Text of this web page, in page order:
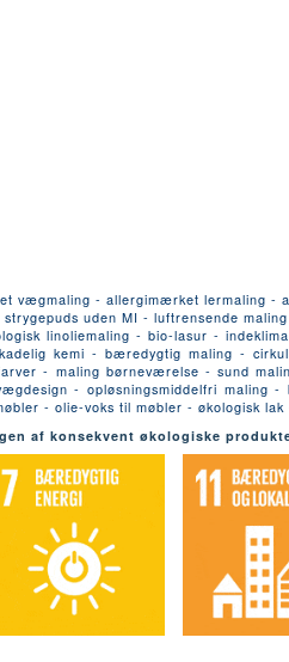
vægmaling - allergimærket lermaling
uden MI - luftrensende
linoliemaling - bio-lasur -
kemi - bæredygtig maling -
- maling børneværelse - sund
- opløsningsmiddelfri maling
- olie-voks til møbler - økologisk
af konsekvent økologiske